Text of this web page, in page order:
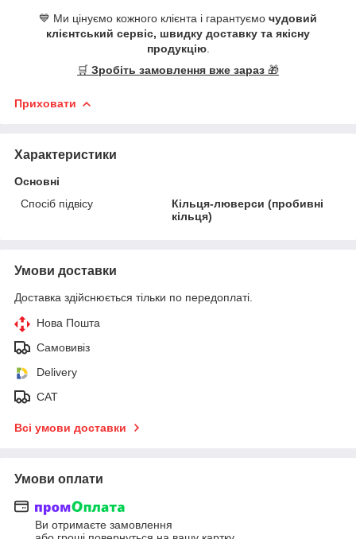
💙 Ми цінуємо кожного клієнта і гарантуємо чудовий
клієнтський сервіс, швидку доставку та якісну
продукцію.
🛒 Зробіть замовлення вже зараз 🎁
Приховати
Характеристики
Основні
Спосіб підвісу
Кільця-люверси (пробивні
кільця)
Умови доставки
Доставка здійснюється тільки по передоплаті.
Нова Пошта
Самовивіз
Delivery
САТ
Всі умови доставки
Умови оплати
Ви отримаєте замовлення